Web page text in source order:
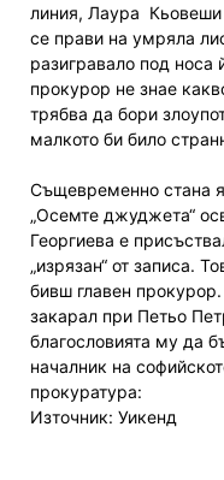
линия, Лаура
се прави на умряла
разигравало под носа
прокурор не знае
трябва да бори
малкото би било
Същевременно стана
„Осемте джуджета“
Георгиева е
„изрязан“ от записа.
бивш главен
закарал при Петьо
благословията му да
началник на
прокуратура:
Източник: Уикенд